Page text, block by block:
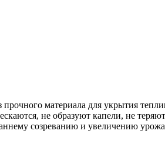
материала для укрытия
не образуют капели, не
созреванию и увеличению